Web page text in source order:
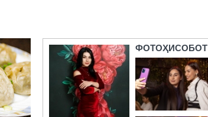
ФОТОҲИСОБОТ